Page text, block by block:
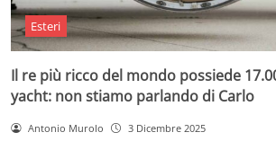
Esteri
Il re più ricco del mondo possiede
yacht: non stiamo parlando di Carlo
Antonio Murolo 3 Dicembre 2025